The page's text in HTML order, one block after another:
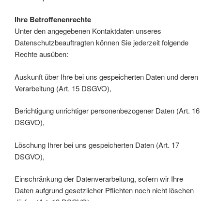
Ihre Betroffenenrechte
Unter den angegebenen Kontaktdaten unseres
Datenschutzbeauftragten können Sie jederzeit folgende
Rechte ausüben:
Auskunft über Ihre bei uns gespeicherten Daten und deren
Verarbeitung (Art. 15 DSGVO),
Berichtigung unrichtiger personenbezogener Daten (Art. 16
DSGVO),
Löschung Ihrer bei uns gespeicherten Daten (Art. 17
DSGVO),
Einschränkung der Datenverarbeitung, sofern wir Ihre
Daten aufgrund gesetzlicher Pflichten noch nicht löschen